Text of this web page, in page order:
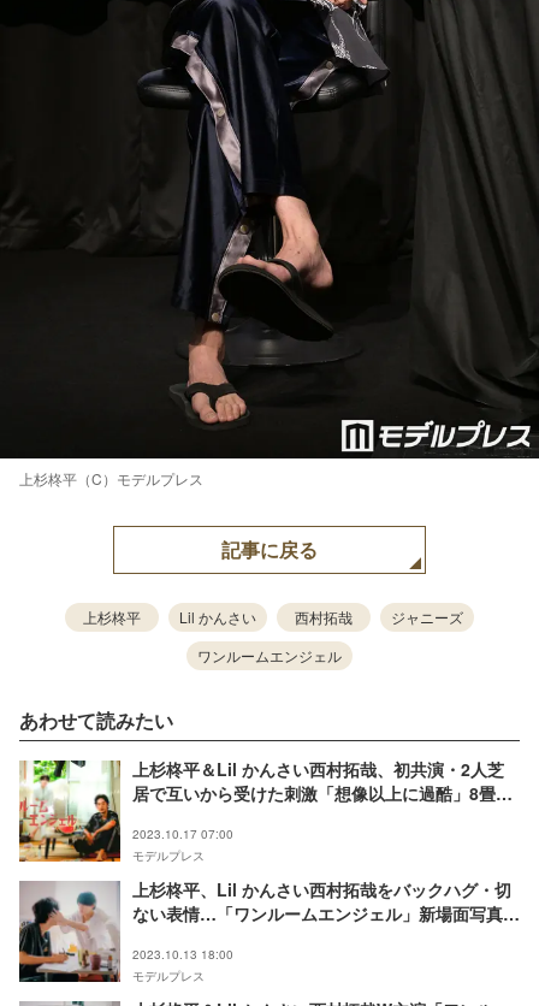
上杉柊平（C）モデルプレス
記事に戻る
上杉柊平 Lil かんさい 西村拓哉
ジャニーズ
ワンルームエンジェル
あわせて読みたい
上杉柊平＆Lil かんさい西村拓哉、初共演・2人芝
居で互いから受けた刺激「想像以上に過酷」8畳一
インタビュー＞
2023.10.17 07:00
モデルプレス
上杉柊平、Lil かんさい西村拓哉をバックハグ・切
ない表情…「ワンルームエンジェル」新場面写真・
2023.10.13 18:00
モデルプレス